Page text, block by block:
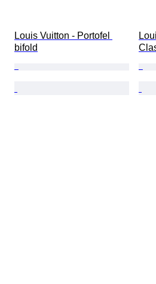
Louis Vuitton - Portofel
bifold